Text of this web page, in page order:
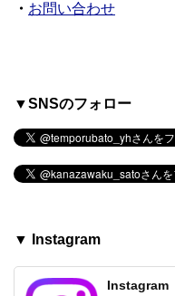
・ お問い合わせ
▼SNSのフォロー
▼ Instagram
Instagram